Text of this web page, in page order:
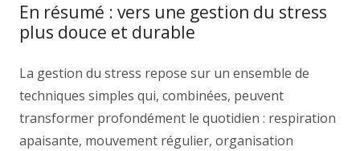
En résumé : vers une gestion du stress
plus douce et durable
La gestion du stress repose sur un ensemble de
techniques simples qui, combinées, peuvent
transformer profondément le quotidien : respiration
apaisante, mouvement régulier, organisation